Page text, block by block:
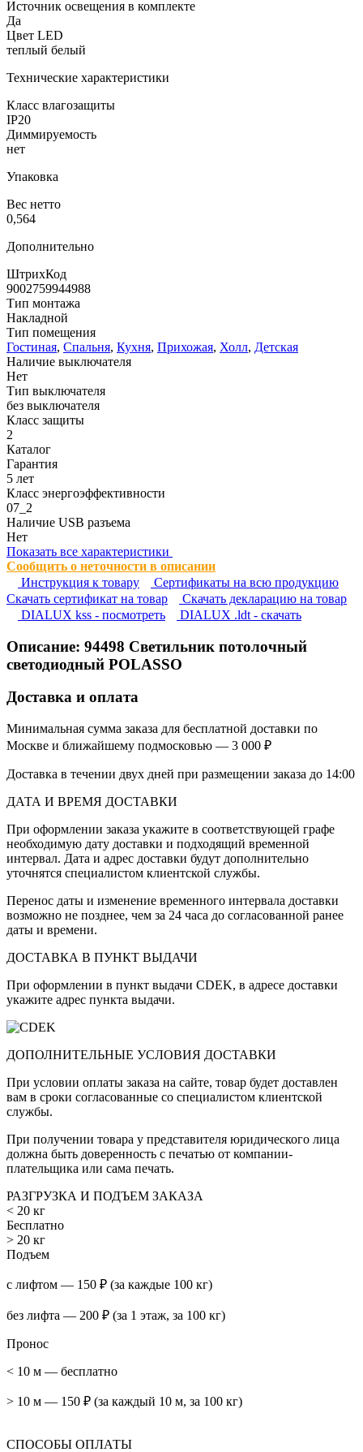
Источник освещения в комплекте
Да
Цвет LED
теплый белый
Технические характеристики
Класс влагозащиты
IP20
Диммируемость
нет
Упаковка
Вес нетто
0,564
Дополнительно
ШтрихКод
9002759944988
Тип монтажа
Накладной
Тип помещения
Гостиная, Спальня, Кухня, Прихожая, Холл, Детская
Наличие выключателя
Нет
Тип выключателя
без выключателя
Класс защиты
2
Каталог
Гарантия
5 лет
Класс энергоэффективности
07_2
Наличие USB разъема
Нет
Показать все характеристики
Сообщить о неточности в описании
Инструкция к товару
Сертификаты на всю продукцию
Cкачать сертификат на товар
Cкачать декларацию на товар
DIALUX kss - посмотреть
DIALUX .ldt - скачать
Описание: 94498 Светильник потолочный
светодиодный POLASSO
Доставка и оплата
Минимальная сумма заказа для бесплатной доставки по
Москве и ближайшему подмосковью — 3 000 ₽
Доставка в течении двух дней при размещении заказа до 14:00
ДАТА И ВРЕМЯ ДОСТАВКИ
При оформлении заказа укажите в соответствующей графе
необходимую дату доставки и подходящий временной
интервал. Дата и адрес доставки будут дополнительно
уточнятся специалистом клиентской службы.
Перенос даты и изменение временного интервала доставки
возможно не позднее, чем за 24 часа до согласованной ранее
даты и времени.
ДОСТАВКА В ПУНКТ ВЫДАЧИ
При оформлении в пункт выдачи CDEK, в адресе доставки
укажите адрес пункта выдачи.
ДОПОЛНИТЕЛЬНЫЕ УСЛОВИЯ ДОСТАВКИ
При условии оплаты заказа на сайте, товар будет доставлен
вам в сроки согласованные со специалистом клиентской
службы.
При получении товара у представителя юридического лица
должна быть доверенность с печатью от компании-
плательщика или сама печать.
РАЗГРУЗКА И ПОДЪЕМ ЗАКАЗА
< 20 кг
Бесплатно
> 20 кг
Подъем
с лифтом — 150 ₽ (за каждые 100 кг)
без лифта — 200 ₽ (за 1 этаж, за 100 кг)
Пронос
< 10 м — бесплатно
> 10 м — 150 ₽ (за каждый 10 м, за 100 кг)
СПОСОБЫ ОПЛАТЫ